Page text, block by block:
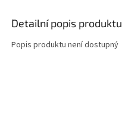
Detailní popis produktu
Popis produktu není dostupný